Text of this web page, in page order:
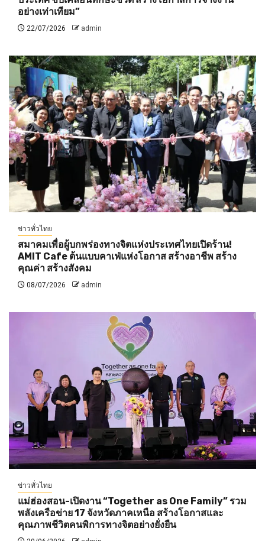
อย่างเท่าเทียม”
22/07/2026 admin
ข่าวทั่วไทย
สมาคมเพื่อผู้บกพร่องทางจิตแห่งประเทศไทยเปิดร้าน!
AMIT Cafe ต้นแบบคาเฟ่แห่งโอกาส สร้างอาชีพ สร้าง
คุณค่า สร้างสังคม
08/07/2026 admin
ข่าวทั่วไทย
แม่ฮ่องสอน-เปิดงาน “Together as One Family” รวม
พลังเครือข่าย 17 จังหวัดภาคเหนือ สร้างโอกาสและ
คุณภาพชีวิตคนพิการทางจิตอย่างยั่งยืน